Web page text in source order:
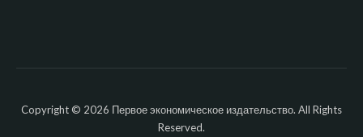
Copyright © 2026 Первое экономическое издательство. All Rights
Reserved.